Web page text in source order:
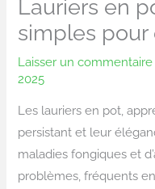
Lauriers en
simples pour
Laisser un commentaire
2025
Les lauriers en pot,
persistant et leur
maladies fongiques et
problèmes, fréquents